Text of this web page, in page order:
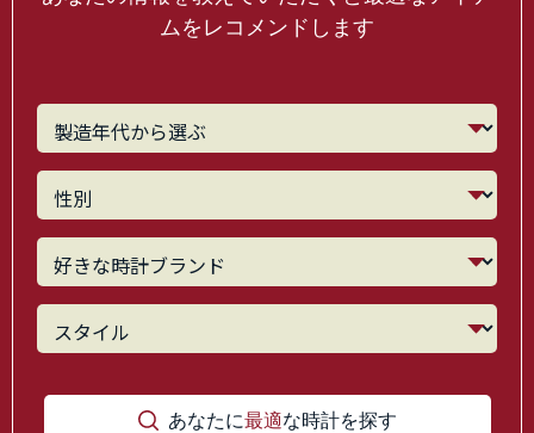
ムをレコメンドします
あなたに最適な時計を探す